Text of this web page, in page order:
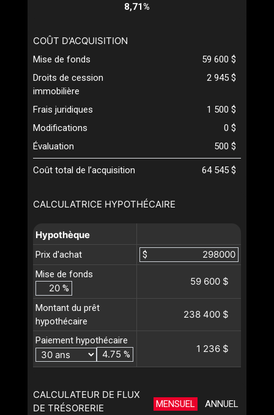
CALCULATRICE HYPOTHÉCAIRE
Hypothèque
Prix d'achat
$
Mise de fonds
%
59 600 $
Montant du prêt
hypothécaire
238 400 $
Paiement hypothécaire
%
1 236 $
CALCULATEUR DE FLUX
DE TRÉSORERIE
MENSUEL ANNUEL
8,71%
COÛT D’ACQUISITION
Mise de fonds
59 600 $
Droits de cession
immobilière
2 945 $
Frais juridiques
1 500 $
Modifications
0 $
Évaluation
500 $
Coût total de l’acquisition 64 545 $